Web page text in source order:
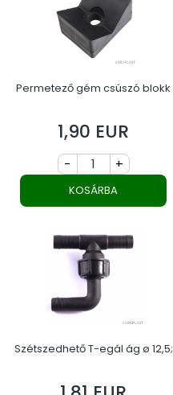
Permetező gém csúszó blokk
Ár
1,90 EUR
- +
KOSÁRBA
Szétszedhető T-egál ág ø 12,5;
Ár